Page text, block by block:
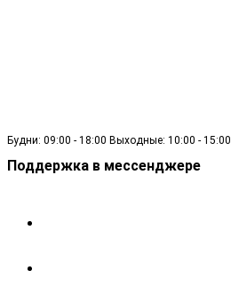
Будни: 09:00 - 18:00 Выходные: 10:00 - 15:00
Поддержка в мессенджере